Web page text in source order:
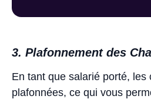
3. Plafonnement des
En tant que salarié porté, les
plafonnées, ce qui vous